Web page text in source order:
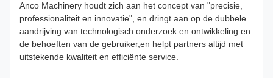
Anco Machinery houdt zich aan het concept van "precisie,
professionaliteit en innovatie", en dringt aan op de dubbele
aandrijving van technologisch onderzoek en ontwikkeling en
de behoeften van de gebruiker,en helpt partners altijd met
uitstekende kwaliteit en efficiënte service.